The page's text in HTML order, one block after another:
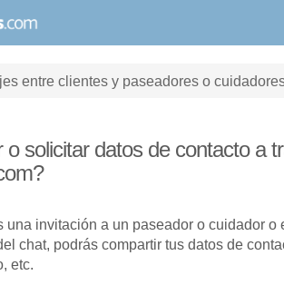
entre clientes y paseadores o
o solicitar datos de contacto a
una invitación a un paseador o cuidador o
chat, podrás compartir tus datos de
etc.